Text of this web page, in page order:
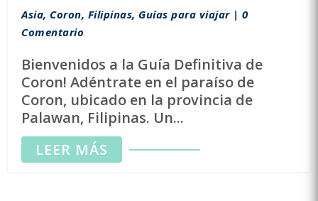
Asia, Coron, Filipinas, Guías para viajar| 0
Comentario
Bienvenidos a la Guía Definitiva de
Coron! Adéntrate en el paraíso de
Coron, ubicado en la provincia de
Palawan, Filipinas. Un...
LEER MÁS